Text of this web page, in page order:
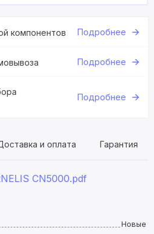
компонентов Подробнее
Подробнее
Подробнее
и оплата Гарантия
CN5000.pdf
Новые